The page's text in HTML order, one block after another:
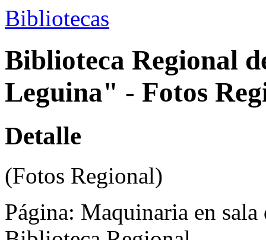
Bibliotecas
Biblioteca Regional
Leguina" - Fotos
Detalle
(Fotos Regional)
Página: Maquinaria en sala